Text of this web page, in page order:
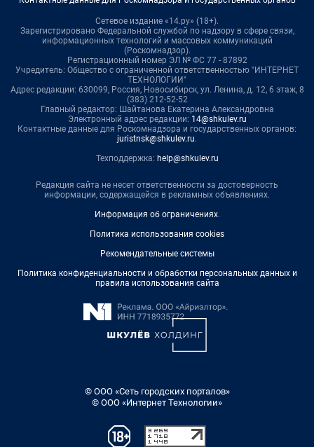
Сетевое издание «14.ру» (18+).
Зарегистрировано Федеральной службой по надзору в сфере связи,
информационных технологий и массовых коммуникаций
(Роскомнадзор).
Регистрационный номер ЭЛ № ФС 77 - 87892
Учредитель: Общество с ограниченной ответственностью "ИНТЕРНЕТ
ТЕХНОЛОГИИ"
Адрес редакции: 630099, Россия, Новосибирск, ул. Ленина, д. 12, 6 этаж, 8
(383) 212-52-52
Главный редактор: Шайтанова Екатерина Александровна
Электронный адрес редакции: 14@shkulev.ru
Контактные данные для Роскомнадзора и государственных органов:
juristnsk@shkulev.ru.
Техподдержка: help@shkulev.ru
Редакция сайта не несет ответственности за достоверность
информации, содержащейся в рекламных объявлениях.
Информация об ограничениях.
Политика использования cookies
Рекомендательные системы
Политика конфиденциальности и обработки персональных данных и
правила использования сайта
© ООО «Сеть городских порталов»
© ООО «Интернет Технологии»